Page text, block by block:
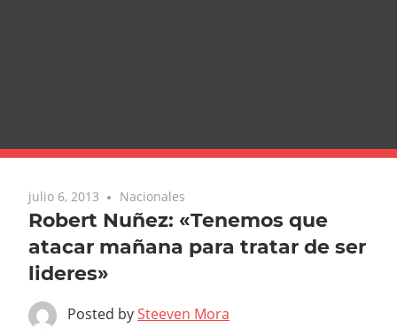
julio 6, 2013 Nacionales
Robert Nuñez: «Tenemos que
atacar mañana para tratar de ser
lideres»
Posted bySteeven Mora